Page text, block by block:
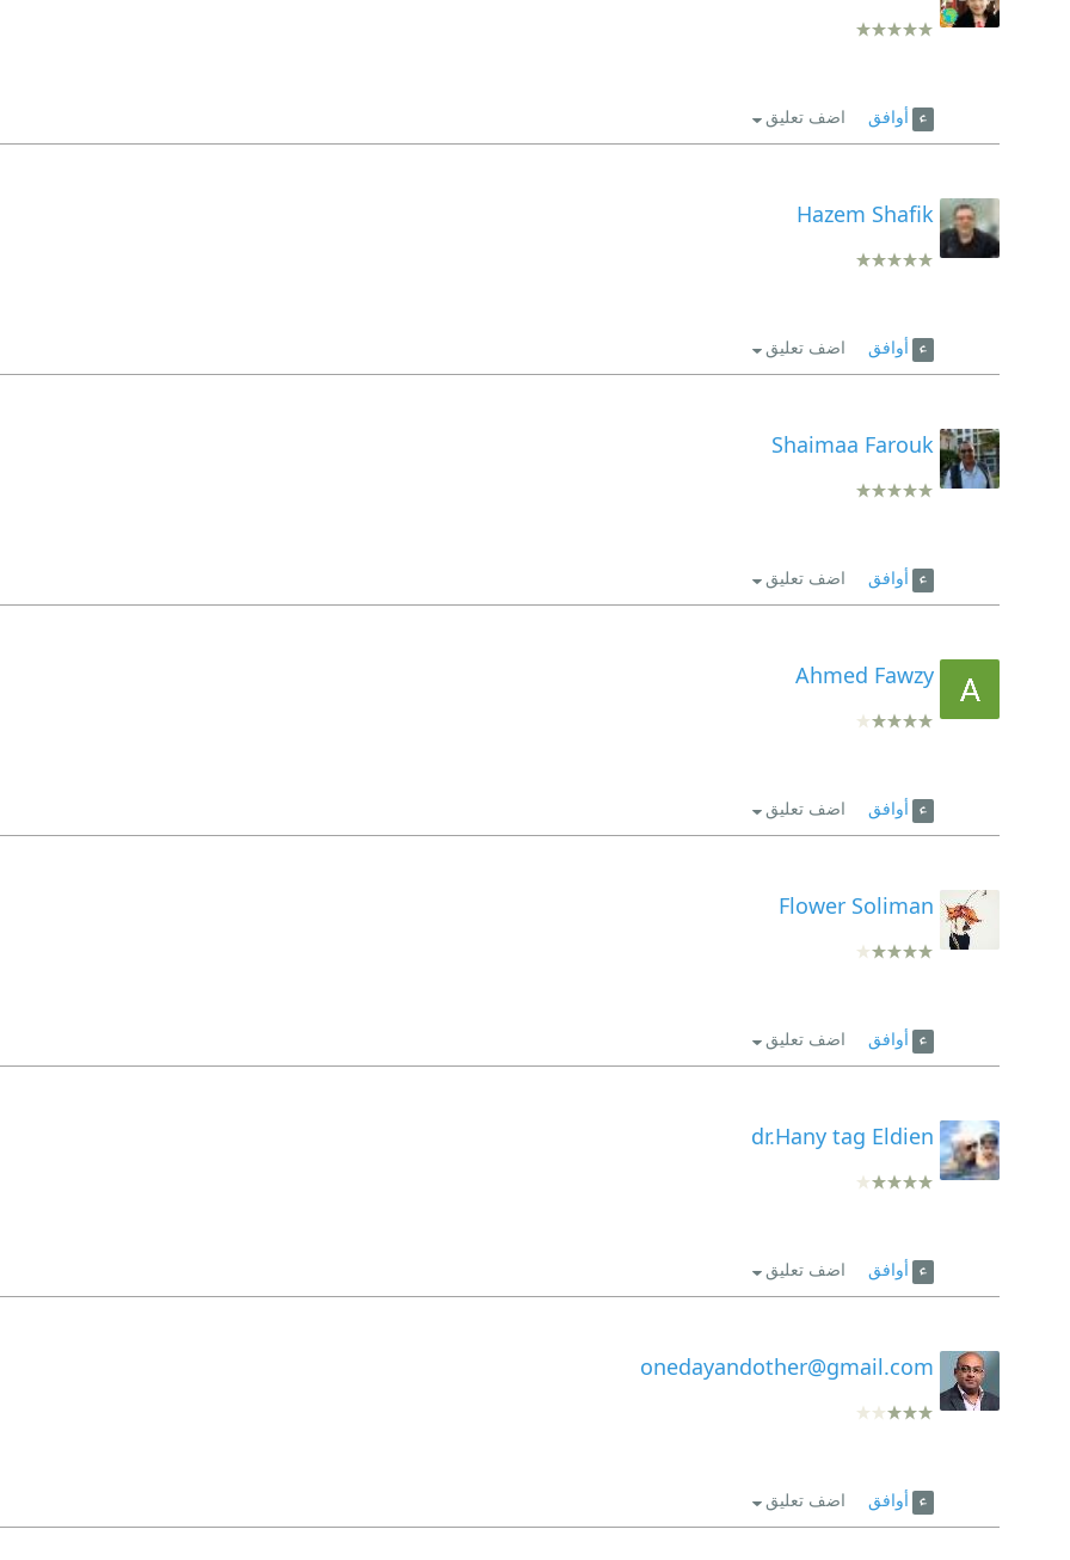
أوافق اضف تعليق
Hazem Shafik
أوافق اضف تعليق
Shaimaa Farouk
أوافق اضف تعليق
Ahmed Fawzy
أوافق اضف تعليق
Flower Soliman
أوافق اضف تعليق
dr.Hany tag Eldien
أوافق اضف تعليق
onedayandother@gmail.com
أوافق اضف تعليق